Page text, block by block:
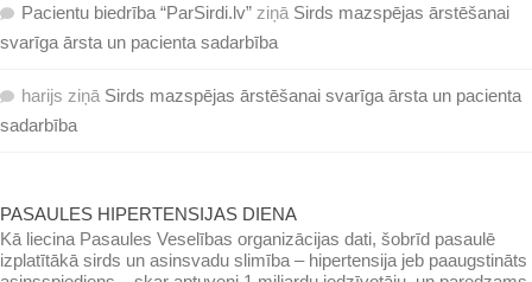
Pacientu biedrība “ParSirdi.lv” ziņā Sirds mazspējas ārstēšanai
svarīga ārsta un pacienta sadarbība
harijs ziņā Sirds mazspējas ārstēšanai svarīga ārsta un pacienta
sadarbība
PASAULES HIPERTENSIJAS DIENA
Kā liecina Pasaules Veselības organizācijas dati, šobrīd pasaulē
izplatītākā sirds un asinsvadu slimība – hipertensija jeb paaugstināts